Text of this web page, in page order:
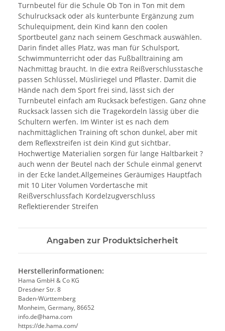
Turnbeutel für die Schule Ob Ton in Ton mit dem
Schulrucksack oder als kunterbunte Ergänzung zum
Schulequipment, dein Kind kann den coolen
Sportbeutel ganz nach seinem Geschmack auswählen.
Darin findet alles Platz, was man für Schulsport,
Schwimmunterricht oder das Fußballtraining am
Nachmittag braucht. In die extra Reißverschlusstasche
passen Schlüssel, Müsliriegel und Pflaster. Damit die
Hände nach dem Sport frei sind, lässt sich der
Turnbeutel einfach am Rucksack befestigen. Ganz ohne
Rucksack lassen sich die Tragekordeln lässig über die
Schultern werfen. Im Winter ist es nach dem
nachmittäglichen Training oft schon dunkel, aber mit
dem Reflexstreifen ist dein Kind gut sichtbar.
Hochwertige Materialien sorgen für lange Haltbarkeit ?
auch wenn der Beutel nach der Schule einmal genervt
in der Ecke landet.Allgemeines Geräumiges Hauptfach
mit 10 Liter Volumen Vordertasche mit
Reißverschlussfach Kordelzugverschluss
Reflektierender Streifen
Angaben zur Produktsicherheit
Herstellerinformationen:
Hama GmbH & Co KG
Dresdner Str. 8
Baden-Württemberg
Monheim, Germany, 86652
info.de@hama.com
https://de.hama.com/